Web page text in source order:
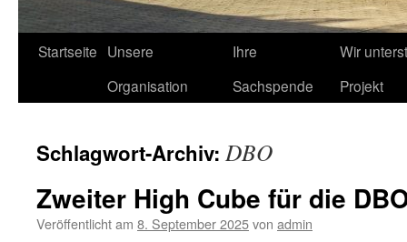
Startseite Unsere
Organisation
Ihre
Sachspende
Wir
Projekt
Schlagwort-Archiv: DBO
Zweiter High Cube für die
Veröffentlicht am 8. September 2025von admin